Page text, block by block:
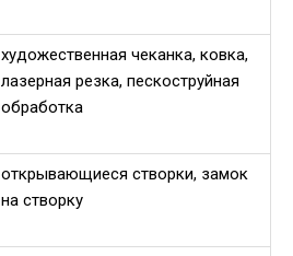
художественная чеканка, ковка,
лазерная резка, пескоструйная
обработка
открывающиеся створки, замок
на створку